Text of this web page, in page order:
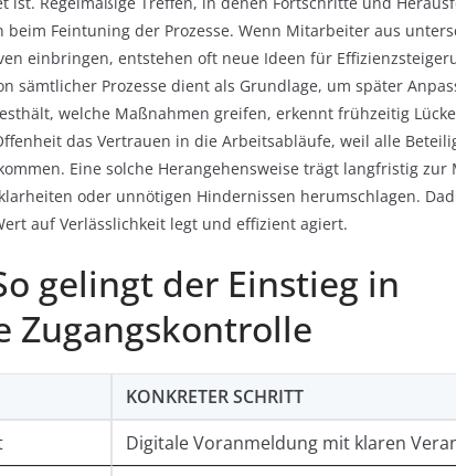
beim Feintuning der Prozesse. Wenn Mitarbeiter aus
einbringen, entstehen oft neue Ideen für
sämtlicher Prozesse dient als Grundlage, um später
welche Maßnahmen greifen, erkennt frühzeitig
das Vertrauen in die Arbeitsabläufe, weil alle
Eine solche Herangehensweise trägt langfristig
oder unnötigen Hindernissen herumschlagen.
auf Verlässlichkeit legt und effizient agiert.
gelingt der Einstieg in
Zugangskontrolle
KONKRETER SCHRITT
Digitale Voranmeldung mit klaren